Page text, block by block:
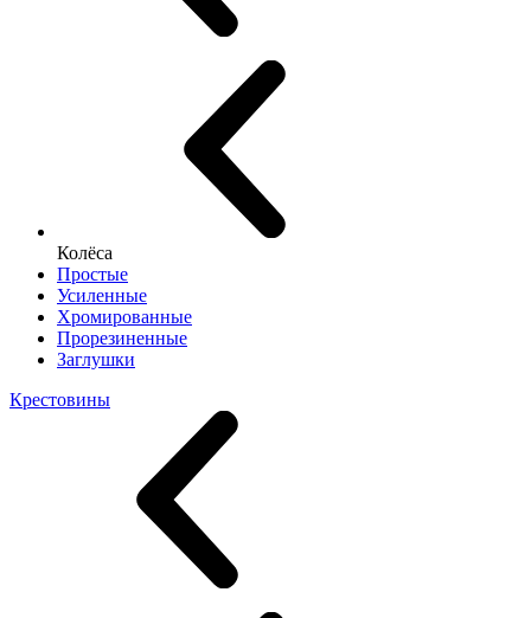
Колёса
Простые
Усиленные
Хромированные
Прорезиненные
Заглушки
Крестовины